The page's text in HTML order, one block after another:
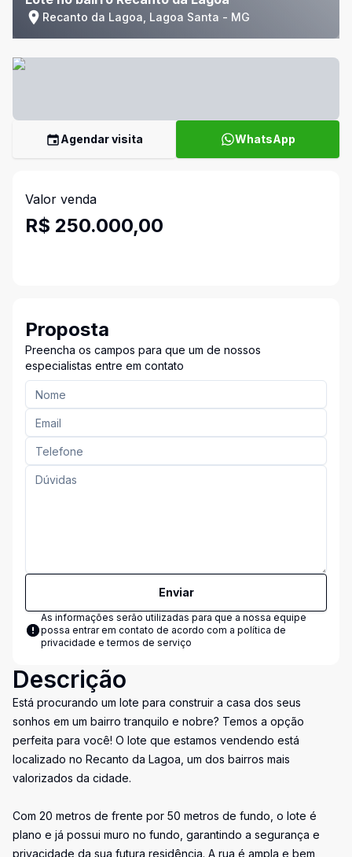
Recanto da Lagoa, Lagoa Santa - MG
Agendar visita WhatsApp
Valor venda
R$ 250.000,00
Proposta
Preencha os campos para que um de nossos
especialistas entre em contato
Enviar
As informações serão utilizadas para que a nossa equipe
possa entrar em contato de acordo com a política de
privacidade e termos de serviço
Descrição
Está procurando um lote para construir a casa dos seus
sonhos em um bairro tranquilo e nobre? Temos a opção
perfeita para você! O lote que estamos vendendo está
localizado no Recanto da Lagoa, um dos bairros mais
valorizados da cidade.
Com 20 metros de frente por 50 metros de fundo, o lote é
plano e já possui muro no fundo, garantindo a segurança e
privacidade da sua futura residência. A rua é ampla e bem